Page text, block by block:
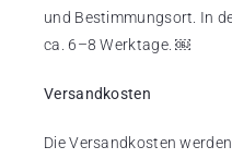
und Bestimmungsort. In
ca. 6–8 Werktage. ￼
Versandkosten
Die Versandkosten